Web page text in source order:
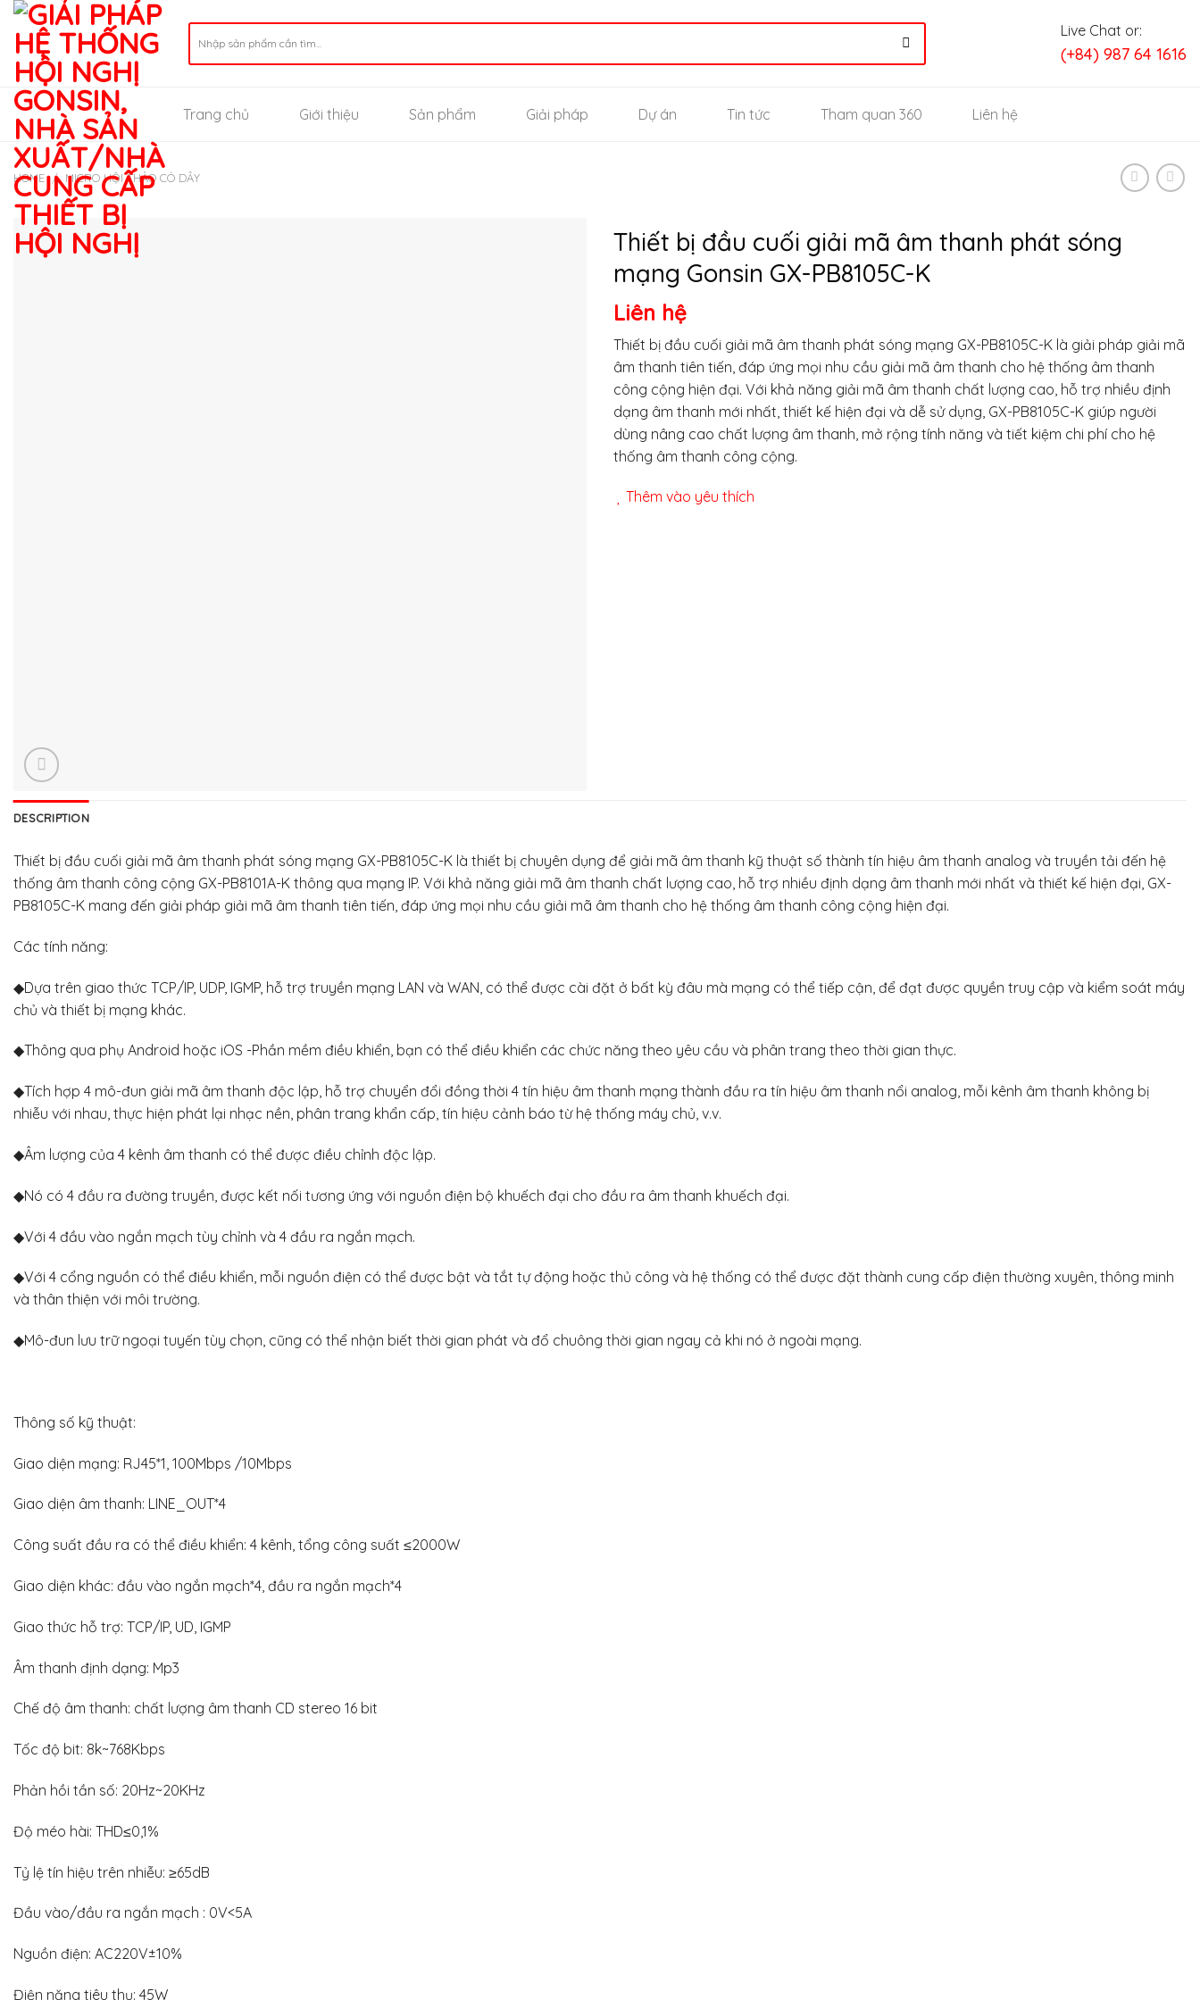
Skip
content
for:
Live Chat or:
(+84) 987 64 1616
Trang chủ Giới thiệu Sản phẩm Giải pháp Dự án Tin tức Tham quan 360 Liên hệ
HOME / MICRO HỘI THẢO CÓ DÂY
Thiết bị đầu cuối giải mã âm thanh phát sóng
mạng Gonsin GX-PB8105C-K
Liên hệ
Thiết bị đầu cuối giải mã âm thanh phát sóng mạng GX-PB8105C-K là giải pháp giải mã
âm thanh tiên tiến, đáp ứng mọi nhu cầu giải mã âm thanh cho hệ thống âm thanh
công cộng hiện đại. Với khả năng giải mã âm thanh chất lượng cao, hỗ trợ nhiều định
dạng âm thanh mới nhất, thiết kế hiện đại và dễ sử dụng, GX-PB8105C-K giúp người
dùng nâng cao chất lượng âm thanh, mở rộng tính năng và tiết kiệm chi phí cho hệ
thống âm thanh công cộng.
Thêm vào yêu thích
DESCRIPTION
Thiết bị đầu cuối giải mã âm thanh phát sóng mạng GX-PB8105C-K là thiết bị chuyên dụng để giải mã âm thanh kỹ thuật số thành tín hiệu âm thanh analog và truyền tải đến hệ
thống âm thanh công cộng GX-PB8101A-K thông qua mạng IP. Với khả năng giải mã âm thanh chất lượng cao, hỗ trợ nhiều định dạng âm thanh mới nhất và thiết kế hiện đại, GX-
PB8105C-K mang đến giải pháp giải mã âm thanh tiên tiến, đáp ứng mọi nhu cầu giải mã âm thanh cho hệ thống âm thanh công cộng hiện đại.
Các tính năng:
◆Dựa trên giao thức TCP/IP, UDP, IGMP, hỗ trợ truyền mạng LAN và WAN, có thể được cài đặt ở bất kỳ đâu mà mạng có thể tiếp cận, để đạt được quyền truy cập và kiểm soát máy
chủ và thiết bị mạng khác.
◆Thông qua phụ Android hoặc iOS -Phần mềm điều khiển, bạn có thể điều khiển các chức năng theo yêu cầu và phân trang theo thời gian thực.
◆Tích hợp 4 mô-đun giải mã âm thanh độc lập, hỗ trợ chuyển đổi đồng thời 4 tín hiệu âm thanh mạng thành đầu ra tín hiệu âm thanh nổi analog, mỗi kênh âm thanh không bị
nhiễu với nhau, thực hiện phát lại nhạc nền, phân trang khẩn cấp, tín hiệu cảnh báo từ hệ thống máy chủ, v.v.
◆Âm lượng của 4 kênh âm thanh có thể được điều chỉnh độc lập.
◆Nó có 4 đầu ra đường truyền, được kết nối tương ứng với nguồn điện bộ khuếch đại cho đầu ra âm thanh khuếch đại.
◆Với 4 đầu vào ngắn mạch tùy chỉnh và 4 đầu ra ngắn mạch.
◆Với 4 cổng nguồn có thể điều khiển, mỗi nguồn điện có thể được bật và tắt tự động hoặc thủ công và hệ thống có thể được đặt thành cung cấp điện thường xuyên, thông minh
và thân thiện với môi trường.
◆Mô-đun lưu trữ ngoại tuyến tùy chọn, cũng có thể nhận biết thời gian phát và đổ chuông thời gian ngay cả khi nó ở ngoài mạng.
Thông số kỹ thuật:
Giao diện mạng: RJ45*1, 100Mbps /10Mbps
Giao diện âm thanh: LINE_OUT*4
Công suất đầu ra có thể điều khiển: 4 kênh, tổng công suất ≤2000W
Giao diện khác: đầu vào ngắn mạch*4, đầu ra ngắn mạch*4
Giao thức hỗ trợ: TCP/IP, UD, IGMP
Âm thanh định dạng: Mp3
Chế độ âm thanh: chất lượng âm thanh CD stereo 16 bit
Tốc độ bit: 8k~768Kbps
Phản hồi tần số: 20Hz~20KHz
Độ méo hài: THD≤0,1%
Tỷ lệ tín hiệu trên nhiễu: ≥65dB
Đầu vào/đầu ra ngắn mạch : 0V<5A
Nguồn điện: AC220V±10%
Điện năng tiêu thụ: 45W